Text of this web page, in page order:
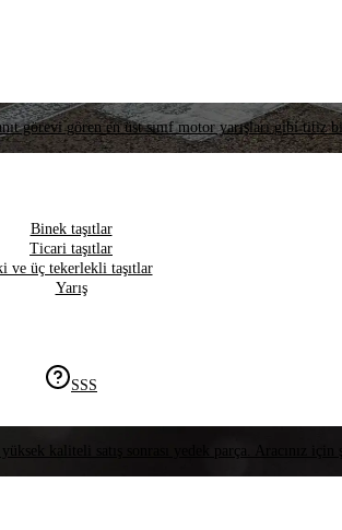
görevi gören en üst sınıf motor yarışları gibi titiz
Binek taşıtlar
Ticari taşıtlar
ve üç tekerlekli taşıtlar
Yarış
SSS
kaliteli satış sonrası yedek parça. Aracınız